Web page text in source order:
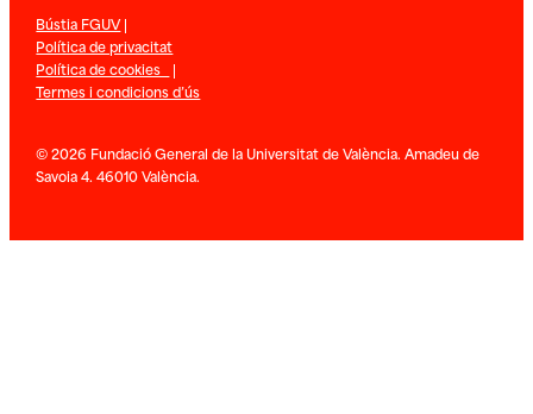
Bústia FGUV|
Política de privacitat
Política de cookies |
Termes i condicions d’ús
© 2026 Fundació General de la Universitat de València. Amadeu de
Savoia 4. 46010 València.